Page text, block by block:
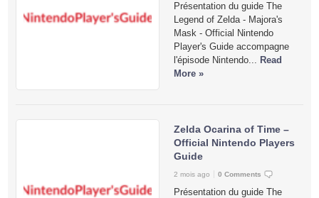
Présentation du guide The
Legend of Zelda - Majora's
Mask - Official Nintendo
Player's Guide accompagne
l'épisode Nintendo... Read
More »
Zelda Ocarina of Time –
Official Nintendo Players
Guide
2 mois ago 0 Comments
Présentation du guide The